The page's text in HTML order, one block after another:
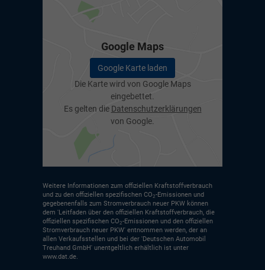
Google Maps
Google Karte laden
Die Karte wird von Google Maps
eingebettet.
Es gelten die Datenschutzerklärungen
von Google.
Weitere Informationen zum offiziellen Kraftstoffverbrauch
und zu den offiziellen spezifischen CO2-Emissionen und
gegebenenfalls zum Stromverbrauch neuer PKW können
dem 'Leitfaden über den offiziellen Kraftstoffverbrauch, die
offiziellen spezifischen CO2-Emissionen und den offiziellen
Stromverbrauch neuer PKW' entnommen werden, der an
allen Verkaufsstellen und bei der 'Deutschen Automobil
Treuhand GmbH' unentgeltlich erhältlich ist unter
www.dat.de.